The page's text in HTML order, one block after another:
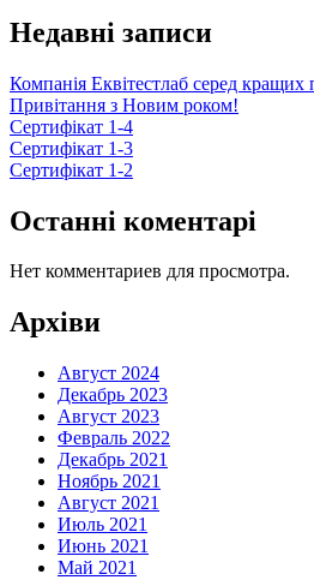
Недавні записи
Компанія Еквітестлаб серед кращих
Привітання з Новим роком!
Сертифікат 1-4
Сертифікат 1-3
Сертифікат 1-2
Останні коментарі
Нет комментариев для просмотра.
Архіви
Август 2024
Декабрь 2023
Август 2023
Февраль 2022
Декабрь 2021
Ноябрь 2021
Август 2021
Июль 2021
Июнь 2021
Май 2021